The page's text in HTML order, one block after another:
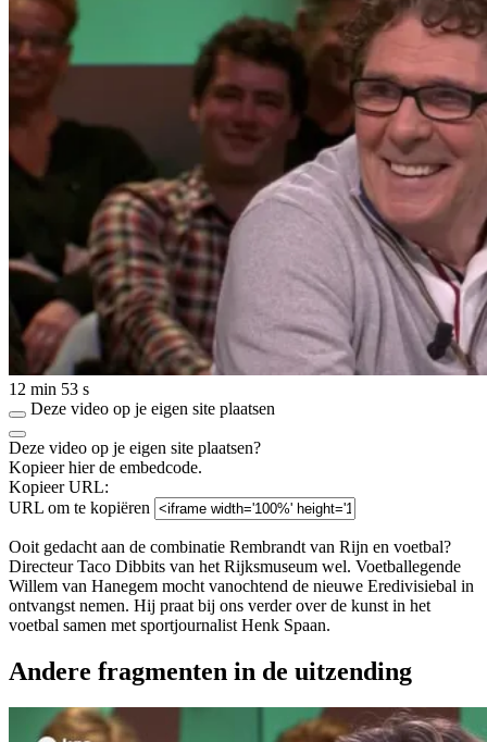
12 min 53 s
Deze video op je eigen site plaatsen
Deze video op je eigen site plaatsen?
Kopieer hier de embedcode.
Kopieer URL:
URL om te kopiëren
Ooit gedacht aan de combinatie Rembrandt van Rijn en voetbal?
Directeur Taco Dibbits van het Rijksmuseum wel. Voetballegende
Willem van Hanegem mocht vanochtend de nieuwe Eredivisiebal in
ontvangst nemen. Hij praat bij ons verder over de kunst in het
voetbal samen met sportjournalist Henk Spaan.
Andere fragmenten in de uitzending